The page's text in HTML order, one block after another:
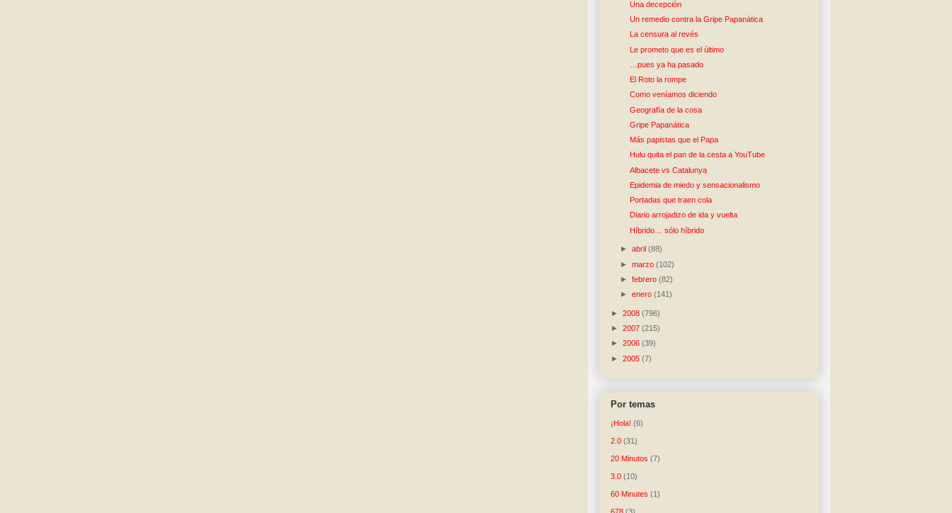
Una decepción
Un remedio contra la Gripe Papanática
La censura al revés
Le prometo que es el último
…pues ya ha pasado
El Roto la rompe
Como veníamos diciendo
Geografía de la cosa
Gripe Papanática
Más papistas que el Papa
Hulu quita el pan de la cesta a YouTube
Albacete vs Catalunya
Epidemia de miedo y sensacionalismo
Portadas que traen cola
Diario arrojadizo de ida y vuelta
Híbrido… sólo híbrido
►abril(88)
►marzo(102)
►febrero(82)
►enero(141)
► 2008 (796)
► 2007 (215)
► 2006 (39)
► 2005 (7)
Por temas
¡Hola! (6)
2.0 (31)
20 Minutos (7)
3.0 (10)
60 Minutes (1)